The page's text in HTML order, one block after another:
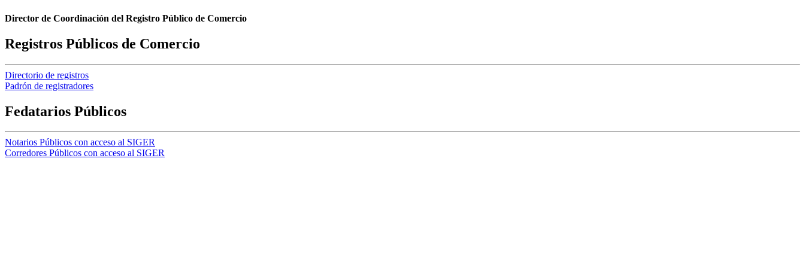
Director de Coordinación del Registro Público de Comercio
Registros Públicos de Comercio
Directorio de registros
Padrón de registradores
Fedatarios Públicos
Notarios Públicos con acceso al SIGER
Corredores Públicos con acceso al SIGER